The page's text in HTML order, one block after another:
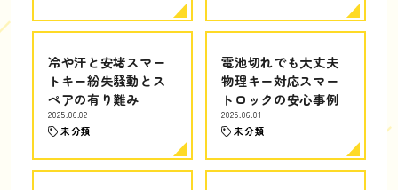
冷や汗と安堵スマー
トキー紛失騒動とス
ペアの有り難み
2025.06.02
未分類
電池切れでも大丈夫
物理キー対応スマー
トロックの安心事例
2025.06.01
未分類